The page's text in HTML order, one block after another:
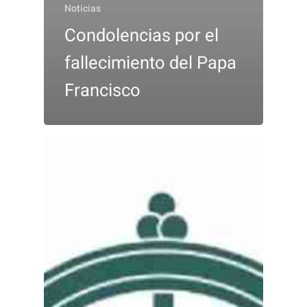
Noticias
Condolencias por el
fallecimiento del Papa
Francisco